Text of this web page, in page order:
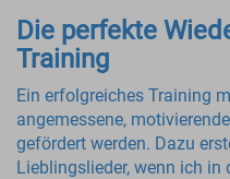
Die perfekte
Training
Ein erfolgreiches Training
angemessene,
gefördert werden. Dazu
Lieblingslieder, wenn ich in